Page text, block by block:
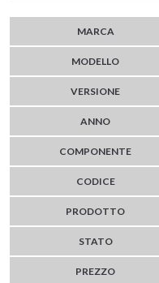
MARCA
MODELLO
VERSIONE
ANNO
COMPONENTE
CODICE
PRODOTTO
STATO
PREZZO